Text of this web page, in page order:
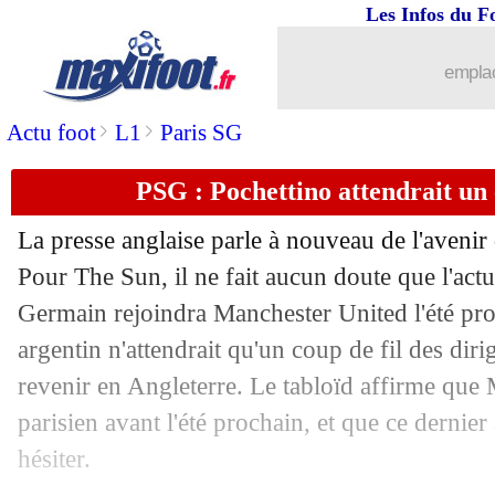
Actu foot> L1 > Paris SG
Les Infos du
PSG : Pochettino attendrait
La presse anglaise parle à nouveau de
Pour The Sun, il ne fait aucun doute que
Germain rejoindra Manchester United l'été
argentin n'attendrait qu'un coup de fil des
revenir en Angleterre. Le tabloïd affirme que
parisien avant l'été prochain, et que ce dernier
hésiter.
Lyon: Bosz se prononce sur le
07/01 Everton
07/01 Angers: Bobichon prêté à Nancy
07/01 Nantes: les tests, Kombouaré
07/01 Lille: les pistes Faivre et Ferhat
07/01 ASSE: Alvaro Gonzalez, le message
07/01 Barça: Umtiti, l'un des plus gros
07/01 OM